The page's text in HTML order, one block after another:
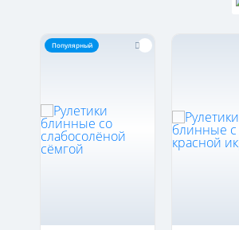
Популярный